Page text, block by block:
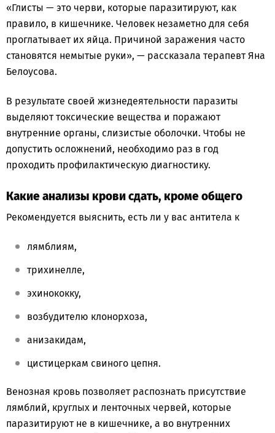
«Глисты — это черви, которые паразитируют, как
правило, в кишечнике. Человек незаметно для себя
проглатывает их яйца. Причиной заражения часто
становятся немытые руки», — рассказала терапевт Яна
Белоусова.
В результате своей жизнедеятельности паразиты
выделяют токсические вещества и поражают
внутренние органы, слизистые оболочки. Чтобы не
допустить осложнений, необходимо раз в год
проходить профилактическую диагностику.
Какие анализы крови сдать, кроме общего
Рекомендуется выяснить, есть ли у вас антитела к
лямблиям,
трихинелле,
эхинококку,
возбудителю клонорхоза,
анизакидам,
цистицеркам свиного цепня.
Венозная кровь позволяет распознать присутствие
лямблий, круглых и ленточных червей, которые
паразитируют не в кишечнике, а во внутренних